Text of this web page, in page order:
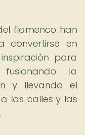
flamenco han
convertirse en
para
la
y llevando el
las calles y las